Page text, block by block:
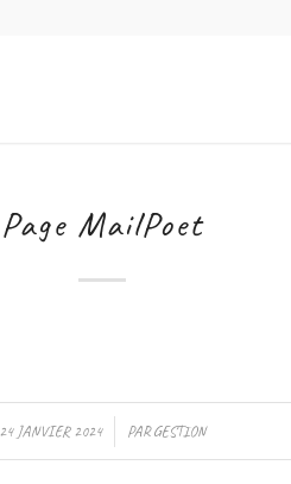
Page MailPoet
24 JANVIER 2024
/ PARGESTION